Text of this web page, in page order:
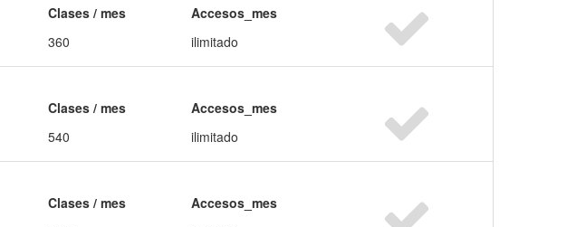
Clases / mes
360
Accesos_mes
ilimitado
Clases / mes
540
Accesos_mes
ilimitado
Clases / mes
Accesos_mes